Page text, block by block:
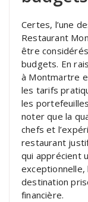
Certes, l’une
Restaurant
être
budgets. En
à Montmartre
les tarifs
les
noter que la
chefs et
restaurant
qui apprécient
destination
financière.